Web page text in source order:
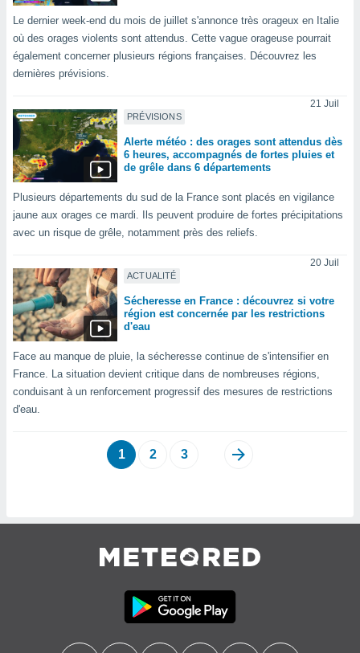
des
les
le
ou
de
et
les
utiliser
le
Le dernier week-end du mois de juillet s'annonce très orageux en Italie
où des orages violents sont attendus. Cette vague orageuse pourrait
également concerner plusieurs régions françaises. Découvrez les
dernières prévisions.
PRÉVISIONS
21 Juil
Alerte météo : des orages sont attendus dès
6 heures, accompagnés de fortes pluies et
de grêle dans 6 départements
Plusieurs départements du sud de la France sont placés en vigilance
jaune aux orages ce mardi. Ils peuvent produire de fortes précipitations
avec un risque de grêle, notamment près des reliefs.
ACTUALITÉ
20 Juil
Sécheresse en France : découvrez si votre
région est concernée par les restrictions
d'eau
Face au manque de pluie, la sécheresse continue de s'intensifier en
France. La situation devient critique dans de nombreuses régions,
conduisant à un renforcement progressif des mesures de restrictions
d'eau.
1 2 3